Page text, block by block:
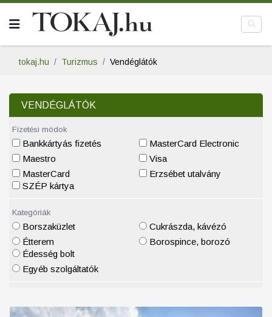
tokaj.hu Turizmus Vendéglátók
VENDÉGLÁTÓK
Fizetési módok
Bankkártyás fizetés
Maestro
MasterCard
MasterCard Electronic
Visa
Erzsébet utalvány
SZÉP kártya
Kategóriák
Borszaküzlet
Étterem
Cukrászda, kávézó
Borospince, borozó
Édesség bolt
Egyéb szolgáltatók